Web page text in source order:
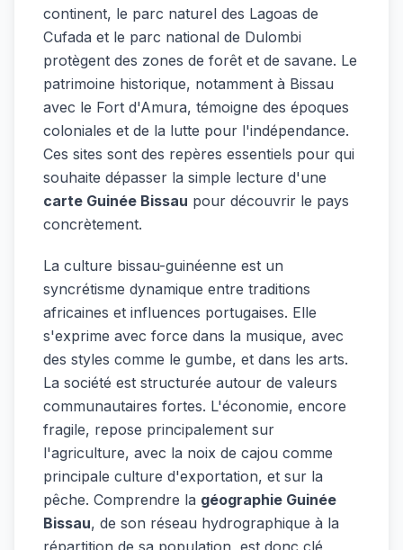
continent, le parc naturel des Lagoas de
Cufada et le parc national de Dulombi
protègent des zones de forêt et de savane. Le
patrimoine historique, notamment à Bissau
avec le Fort d'Amura, témoigne des époques
coloniales et de la lutte pour l'indépendance.
Ces sites sont des repères essentiels pour qui
souhaite dépasser la simple lecture d'une
carte Guinée Bissau pour découvrir le pays
concrètement.
La culture bissau-guinéenne est un
syncrétisme dynamique entre traditions
africaines et influences portugaises. Elle
s'exprime avec force dans la musique, avec
des styles comme le gumbe, et dans les arts.
La société est structurée autour de valeurs
communautaires fortes. L'économie, encore
fragile, repose principalement sur
l'agriculture, avec la noix de cajou comme
principale culture d'exportation, et sur la
pêche. Comprendre la géographie Guinée
Bissau, de son réseau hydrographique à la
répartition de sa population, est donc clé